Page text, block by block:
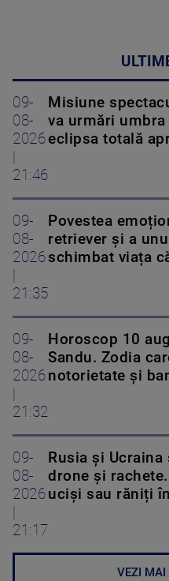
09-
08-
2026
21:46
Misiune
va urmări
eclipsa totală
09-
08-
2026
21:35
Povestea
retriever și a
schimbat viața
09-
08-
2026
21:32
Horoscop 10
Sandu. Zodia
notorietate și
09-
08-
2026
21:17
Rusia și
drone și
uciși sau răniți
VEZI MAI